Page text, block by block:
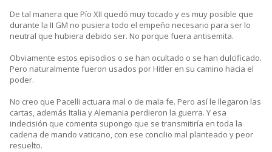
De tal manera que Pío XII quedó muy tocado y es muy posible que
durante la II GM no pusiera todo el empeño necesario para ser lo
neutral que hubiera debido ser. No porque fuera antisemita.
Obviamente estos episodios o se han ocultado o se han dulcificado.
Pero naturalmente fueron usados por Hitler en su camino hacia el
poder.
No creo que Pacelli actuara mal o de mala fe. Pero así le llegaron las
cartas, además Italia y Alemania perdieron la guerra. Y esa
indecisión que comenta supongo que se transmitiría en toda la
cadena de mando vaticano, con ese concilio mal planteado y peor
resuelto.